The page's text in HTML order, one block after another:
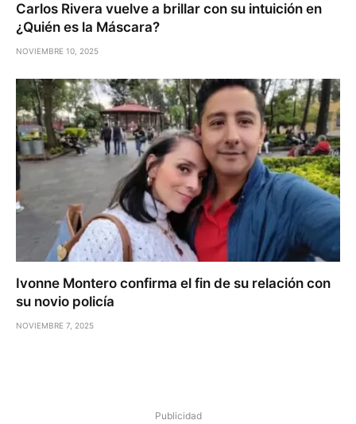
Carlos Rivera vuelve a brillar con su intuición en
¿Quién es la Máscara?
NOVIEMBRE 10, 2025
Ivonne Montero confirma el fin de su relación con
su novio policía
NOVIEMBRE 7, 2025
Publicidad